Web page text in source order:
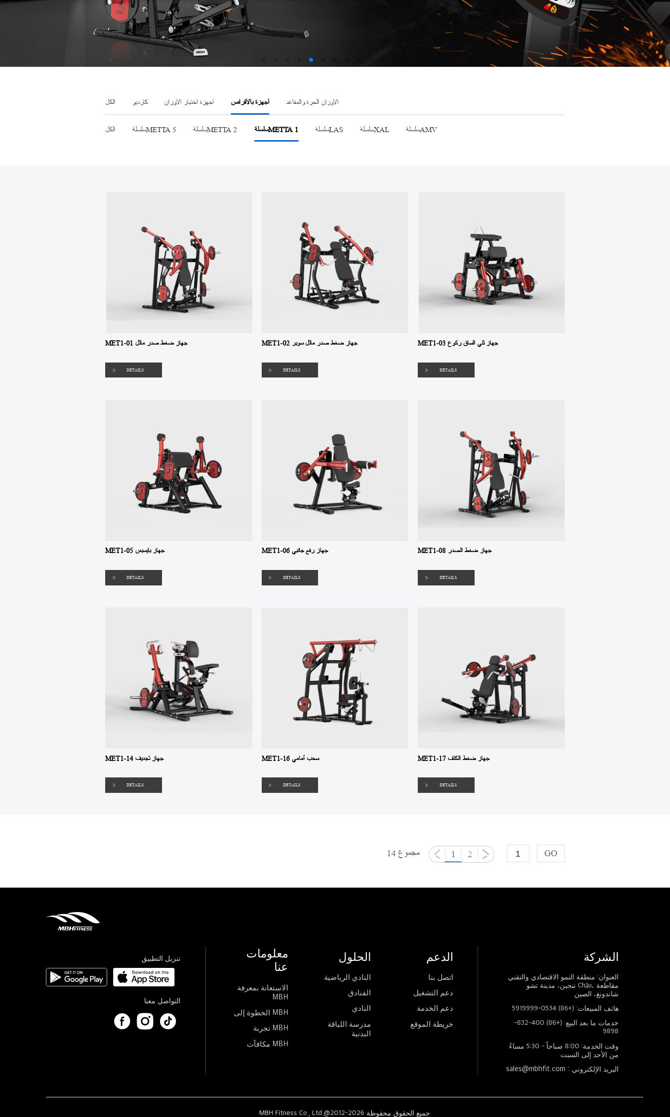
جهاز الجري
الكل كارديو أجهزة اختيار الأوزان أجهزة بالأقراص الأوزان الحرة والمقاعد
الكل سلسلةMETTA 5 سلسلةMETTA 2 سلسلةMETTA 1 سلسلةLAS سلسلةXAL سلسلةAMV
MET1-01 جهاز ضغط صدر مائل
DETAILS
MET1-02 جهاز ضغط صدر مائل سوبر
DETAILS
MET1-03 جهاز ثني الساق ركوع
DETAILS
MET1-05 جهاز بايسبس
DETAILS
MET1-06 جهاز رفع جانبي
DETAILS
MET1-08 جهاز ضغط الصدر
DETAILS
MET1-14 جهاز تجديف
DETAILS
MET1-16 سحب أمامي
DETAILS
MET1-17 جهاز ضغط الكتف
DETAILS
مجموع 14 1 2 GO
تنزيل التطبيق
التواصل معنا
معلومات
عنا
الاستعانة بمعرفة
MBH
الخطوة إلى MBH
تجربة MBH
مكافآت MBH
الحلول
النادي الرياضية
الفنادق
النادي
مدرسة اللياقة
البدنية
الدعم
اتصل بنا
دعم التشغيل
دعم الخدمة
خريطة الموقع
الشركة
العنوان: منطقة النمو الاقتصادي والتقني
ننجين، مدينة تشو Châu، مقاطعة
شاندونغ، الصين
هاتف المبيعات: (+86) 0534-5919999
خدمات ما بعد البيع: (+86) 400-832-
9898
وقت الخدمة: 8:00 صباحاً - 5:30 مساءً
من الأحد إلى السبت
sales@mbhfit.com : البريد الإلكتروني
MBH Fitness Co., Ltd.@2012-2026 جميع الحقوق محفوظة